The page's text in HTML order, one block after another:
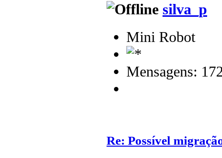
silva_p
Mini Robot
Mensagens:
Re: Possível